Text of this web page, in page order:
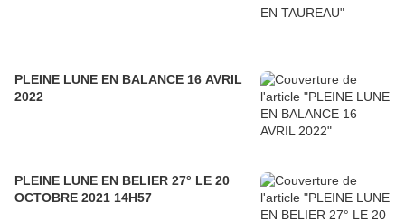
PLEINE LUNE EN BALANCE 16 AVRIL
2022
PLEINE LUNE EN BELIER 27° LE 20
OCTOBRE 2021 14H57